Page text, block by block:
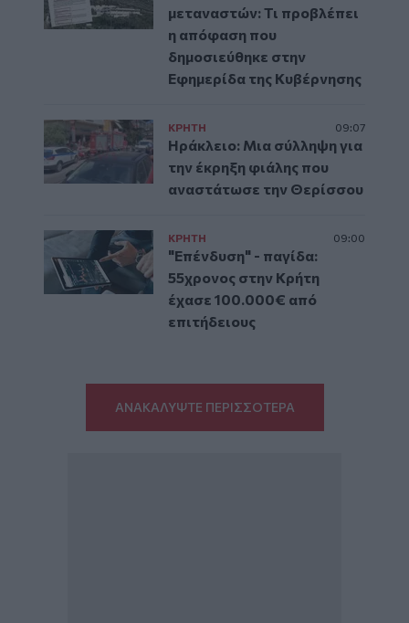
μεταναστών: Τι προβλέπει
η απόφαση που
δημοσιεύθηκε στην
Εφημερίδα της Κυβέρνησης
ΚΡΗΤΗ 09:07
Ηράκλειο: Μια σύλληψη για
την έκρηξη φιάλης που
αναστάτωσε την Θερίσσου
ΚΡΗΤΗ 09:00
"Επένδυση" - παγίδα:
55χρονος στην Κρήτη
έχασε 100.000€ από
επιτήδειους
ΑΝΑΚΑΛΥΨΤΕ ΠΕΡΙΣΣΟΤΕΡΑ